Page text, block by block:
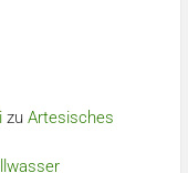
zu Artesisches